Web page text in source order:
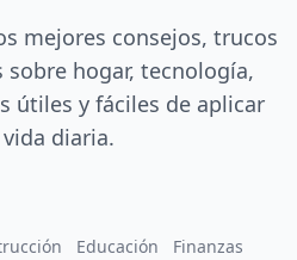
mejores consejos, trucos
sobre hogar, tecnología,
útiles y fáciles de aplicar
diaria.
Educación
Finanzas